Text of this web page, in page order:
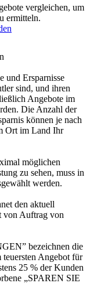
vergleichen, um
ermitteln.
und Ersparnisse
sind, und ihren
Angebote im
Die Anzahl der
können je nach
Ort im Land Ihr
möglichen
zu sehen, muss in
werden.
den aktuell
von Auftrag von
bezeichnen die
teuersten Angebot für
25 % der Kunden
„SPAREN SIE